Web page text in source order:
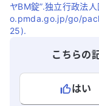
ヤBM錠”.独立行政法
o.pmda.go.jp/go/
25).
こちらの
はい